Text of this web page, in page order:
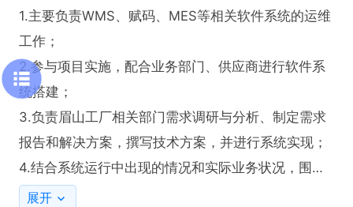
1.主要负责WMS、赋码、MES等相关软件系统的运维
工作；
2.参与项目实施，配合业务部门、供应商进行软件系
统搭建；
3.负责眉山工厂相关部门需求调研与分析、制定需求
报告和解决方案，撰写技术方案，并进行系统实现；
4.结合系统运行中出现的情况和实际业务状况，围绕
制造和仓储等流程、数据驱动，持续进行相关优化和
展开